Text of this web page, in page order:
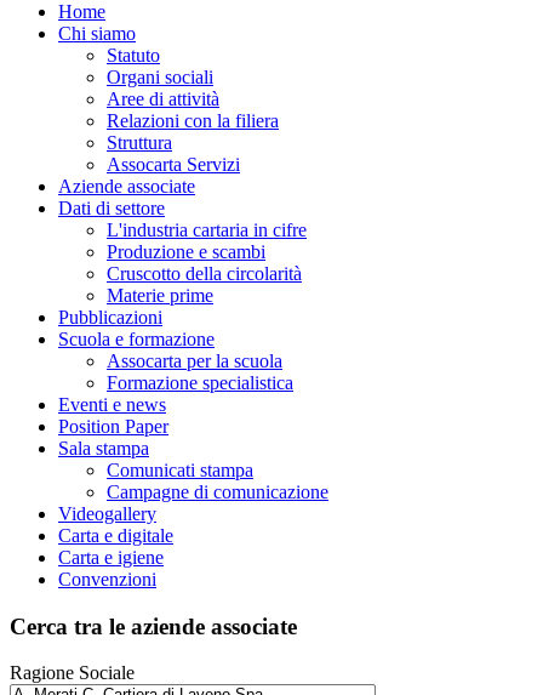
Home
Chi siamo
Statuto
Organi sociali
Aree di attività
Relazioni con la filiera
Struttura
Assocarta Servizi
Aziende associate
Dati di settore
L'industria cartaria in cifre
Produzione e scambi
Cruscotto della circolarità
Materie prime
Pubblicazioni
Scuola e formazione
Assocarta per la scuola
Formazione specialistica
Eventi e news
Position Paper
Sala stampa
Comunicati stampa
Campagne di comunicazione
Videogallery
Carta e digitale
Carta e igiene
Convenzioni
Cerca tra le aziende associate
Ragione Sociale